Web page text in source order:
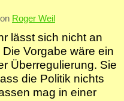
Roger Weil
lässt sich nicht an
Vorgabe wäre ein
Überregulierung. Sie
die Politik nichts
mag in einer